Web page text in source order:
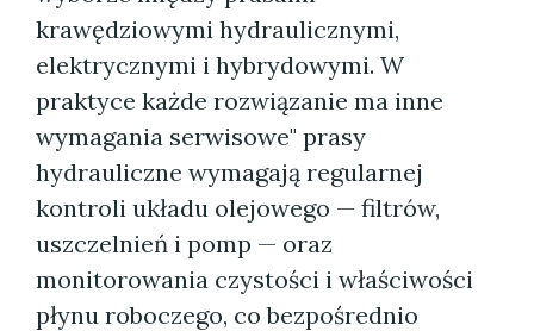
krawędziowymi hydraulicznymi,
elektrycznymi i hybrydowymi. W
praktyce każde rozwiązanie ma inne
wymagania serwisowe" prasy
hydrauliczne wymagają regularnej
kontroli układu olejowego — filtrów,
uszczelnień i pomp — oraz
monitorowania czystości i właściwości
płynu roboczego, co bezpośrednio